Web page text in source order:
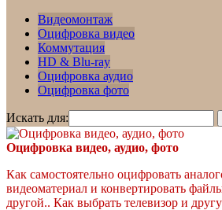
Видеомонтаж
Оцифровка видео
Коммутация
HD & Blu-ray
Оцифровка аудио
Оцифровка фото
Искать для:
Оцифровка видео, аудио, фото
Как самостоятельно оцифровать
видеоматериал и конвертировать
другой.. Как выбрать телевизор и